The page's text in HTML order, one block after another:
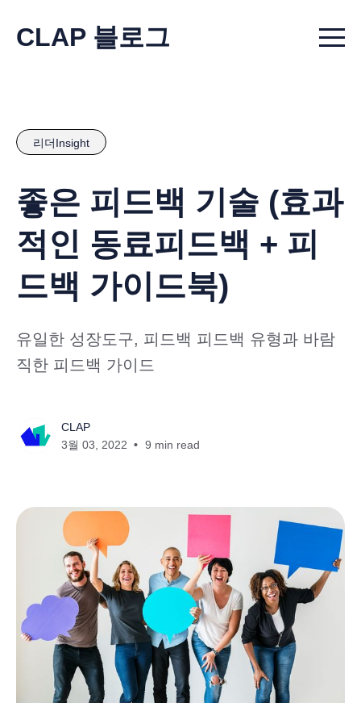
CLAP 블로그 Menu
리더Insight
좋은 피드백 기술 (효과
적인 동료피드백 + 피
드백 가이드북)
유일한 성장도구, 피드백 피드백 유형과 바람
직한 피드백 가이드
CLAP
3월 03, 2022
9 min read